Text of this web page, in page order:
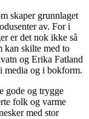
skaper grunnlaget
av. For i
er det nok ikke så
kan skilte med to
og Erika Fatland
media og i bokform.
gode og trygge
folk og varme
med stor